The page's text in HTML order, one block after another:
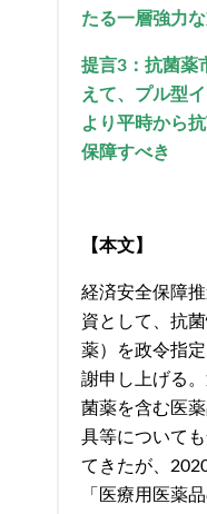
たる一層強力
提言3：抗菌薬
えて、プル型
より平時から
保障すべき
【本文】
経済安全保障
資として、抗
薬）を政令指
謝申し上げる
菌薬を含む医
具等について
てきたが、
「医療用医薬